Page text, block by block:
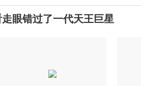
眼错过了一代天王巨星